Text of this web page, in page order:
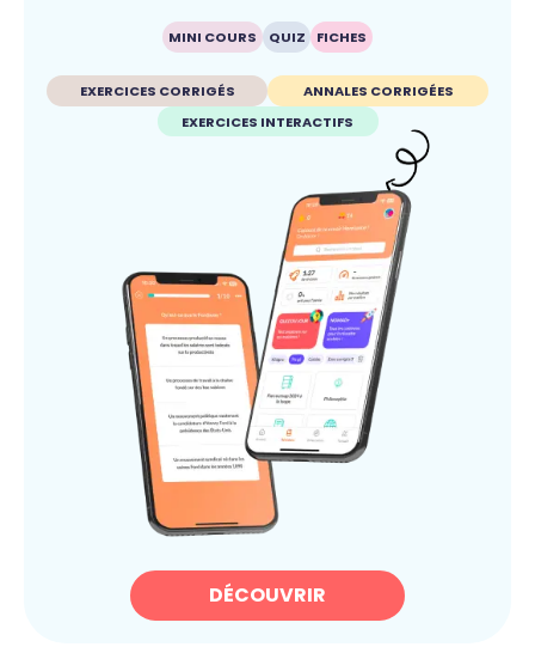
MINI COURS QUIZ FICHES
EXERCICES CORRIGÉS
ANNALES CORRIGÉES
EXERCICES INTERACTIFS
DÉCOUVRIR